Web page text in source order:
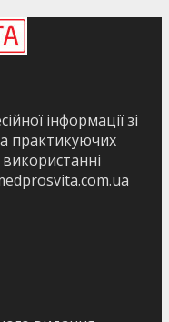
інформації зі
практикуючих
використанні